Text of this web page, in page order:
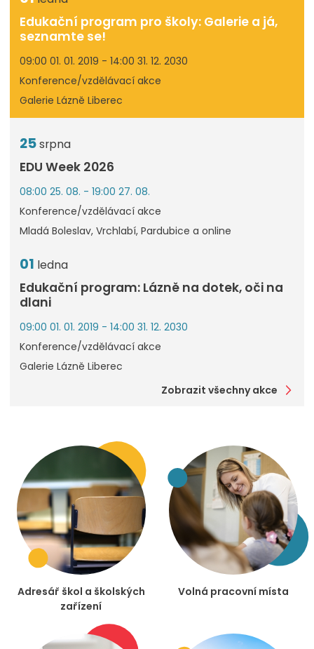
Edukační program pro školy: Galerie a já,
seznamte se!
09:00 01. 01. 2019 - 14:00 31. 12. 2030
Konference/vzdělávací akce
Galerie Lázně Liberec
25srpna
EDU Week 2026
08:00 25. 08. - 19:00 27. 08.
Konference/vzdělávací akce
Mladá Boleslav, Vrchlabí, Pardubice a online
01 ledna
Edukační program: Lázně na dotek, oči na
dlani
09:00 01. 01. 2019 - 14:00 31. 12. 2030
Konference/vzdělávací akce
Galerie Lázně Liberec
Zobrazit všechny akce
Adresář škol a školských
zařízení
Volná pracovní místa